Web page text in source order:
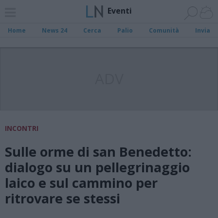
Eventi
Home News 24 Cerca Palio Comunità Invia
INCONTRI
Sulle orme di san Benedetto:
dialogo su un pellegrinaggio
laico e sul cammino per
ritrovare se stessi